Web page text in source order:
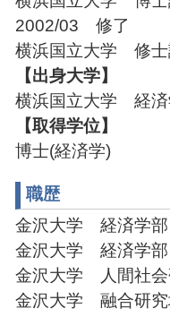
2002/03 修了
横浜国立大学 修
【出身大学】
横浜国立大学 経
【取得学位】
博士(経済学)
職歴
金沢大学 経済学
金沢大学 経済学
金沢大学 人間社
金沢大学 融合研